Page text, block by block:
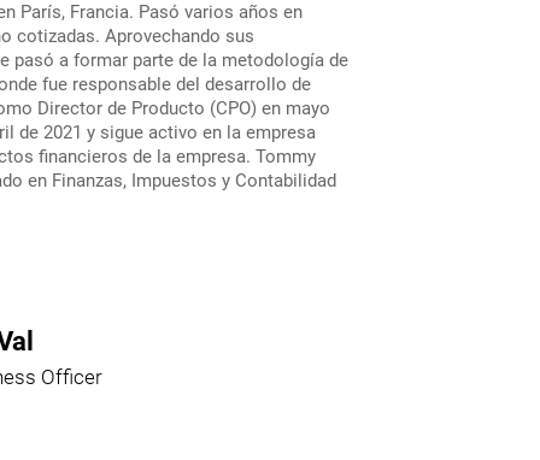
París, Francia. Pasó varios años en
cotizadas. Aprovechando sus
pasó a formar parte de la metodología de
fue responsable del desarrollo de
Director de Producto (CPO) en mayo
de 2021 y sigue activo en la empresa
financieros de la empresa. Tommy
en Finanzas, Impuestos y Contabilidad
Officer